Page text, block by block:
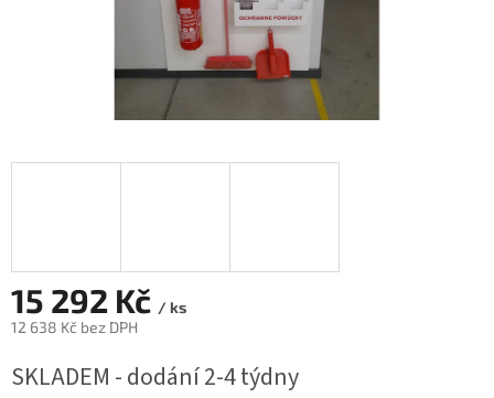
15 292 Kč / ks
12 638 Kč bez DPH
cena:
SKLADEM - dodání 2-4 týdny